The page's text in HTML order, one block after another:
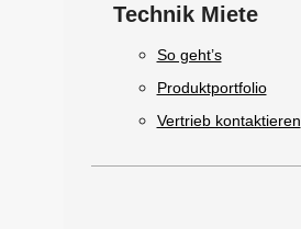
Technik Miete
So geht’s
Produktportfolio
Vertrieb kontaktieren